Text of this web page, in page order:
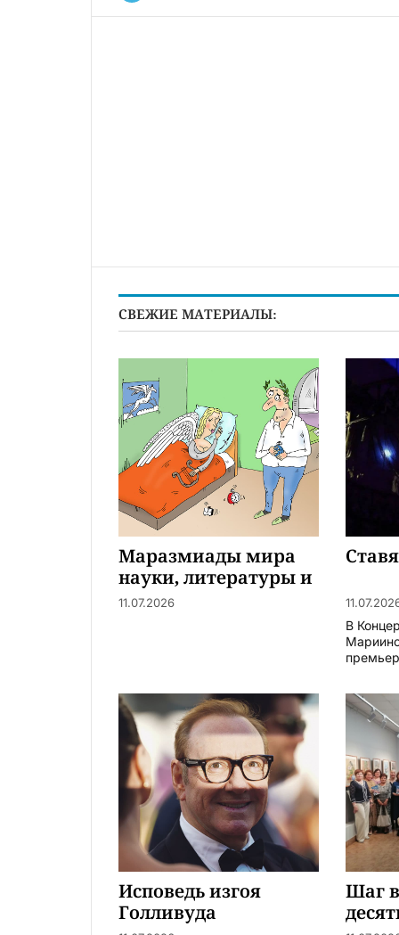
СВЕЖИЕ МАТЕРИАЛЫ:
Маразмиады мира
науки, литературы и
искусства
11.07.2026
В
Исповедь изгоя
Голливуда
Шаг